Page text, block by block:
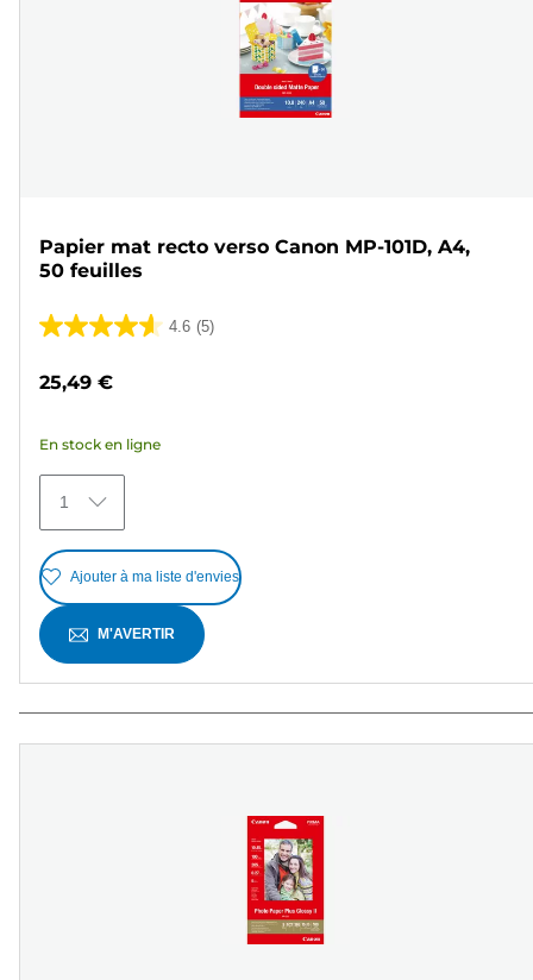
Papier mat recto verso Canon MP-101D, A4,
50 feuilles
4.6 (5)
4.6
5
5
avis
25,49 €
En stock en ligne
1
Ajouter à ma liste d'envies
M'AVERTIR